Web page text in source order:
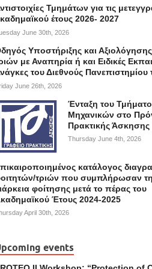
Τμημάτων για τις
έτους 2026- 2027
June 30th, 2026
Υποστήριξης και
με Αναπηρία ή και Ειδικές
του Διεθνούς Πανεπιστημίου
June 26th, 2026
Ένταξη του
Μηχανικών στο
Πρακτικής
Thursday June 4th, 2026
κατάλογος
τριών που συμπλήρωσαν
φοίτησης μετά το πέρας του
Έτους 2024-2025
April 30th, 2026
events